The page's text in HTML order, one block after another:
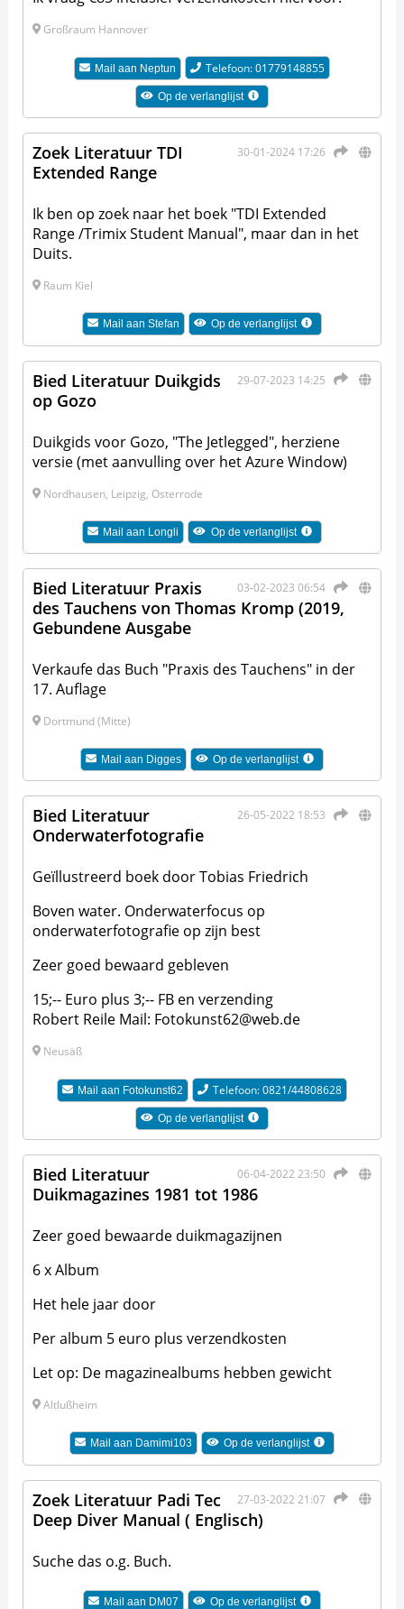
Großraum Hannover
Mail aan Neptun Telefoon: 01779148855
Op de verlanglijst
30-01-2024 17:26
Zoek Literatuur TDI
Extended Range
Ik ben op zoek naar het boek "TDI Extended
Range /Trimix Student Manual", maar dan in het
Duits.
Raum Kiel
Mail aan Stefan Op de verlanglijst
29-07-2023 14:25
Bied Literatuur Duikgids
op Gozo
Duikgids voor Gozo, "The Jetlegged", herziene
versie (met aanvulling over het Azure Window)
Nordhausen, Leipzig, Osterrode
Mail aan Longli Op de verlanglijst
03-02-2023 06:54
Bied Literatuur Praxis
des Tauchens von Thomas Kromp (2019,
Gebundene Ausgabe
Verkaufe das Buch "Praxis des Tauchens" in der
17. Auflage
Dortmund (Mitte)
Mail aan Digges Op de verlanglijst
26-05-2022 18:53
Bied Literatuur
Onderwaterfotografie
Geïllustreerd boek door Tobias Friedrich
Boven water. Onderwaterfocus op
onderwaterfotografie op zijn best
Zeer goed bewaard gebleven
15;-- Euro plus 3;-- FB en verzending
Robert Reile Mail: Fotokunst62@web.de
Neusäß
Mail aan Fotokunst62 Telefoon: 0821/44808628
Op de verlanglijst
06-04-2022 23:50
Bied Literatuur
Duikmagazines 1981 tot 1986
Zeer goed bewaarde duikmagazijnen
6 x Album
Het hele jaar door
Per album 5 euro plus verzendkosten
Let op: De magazinealbums hebben gewicht
Altlußheim
Mail aan Damimi103 Op de verlanglijst
27-03-2022 21:07
Zoek Literatuur Padi Tec
Deep Diver Manual ( Englisch)
Suche das o.g. Buch.
Mail aan DM07 Op de verlanglijst